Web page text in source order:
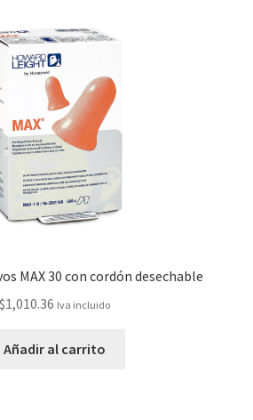
MAX 30 con cordón desechable
$1,010.36 Iva incluido
Añadir al carrito